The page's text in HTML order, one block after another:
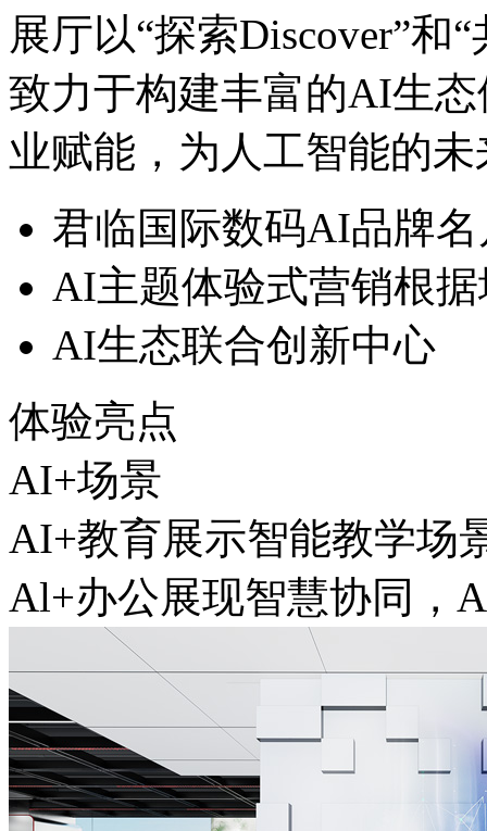
展厅以“探索Discover”和“
致力于构建丰富的AI生态体
业赋能，为人工智能
君临国际数码AI品牌
AI主题体验式营销根
AI生态联合创新中心
体验亮点
AI+场景
AI+教育展示智能教学场景
Al+办公展现智慧协同